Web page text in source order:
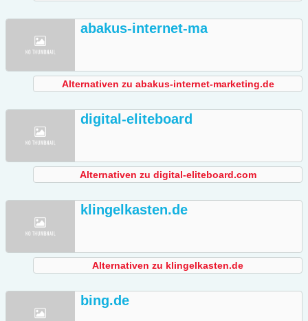
abakus-internet-ma
Alternativen zu abakus-internet-marketing.de
digital-eliteboard
Alternativen zu digital-eliteboard.com
klingelkasten.de
Alternativen zu klingelkasten.de
bing.de